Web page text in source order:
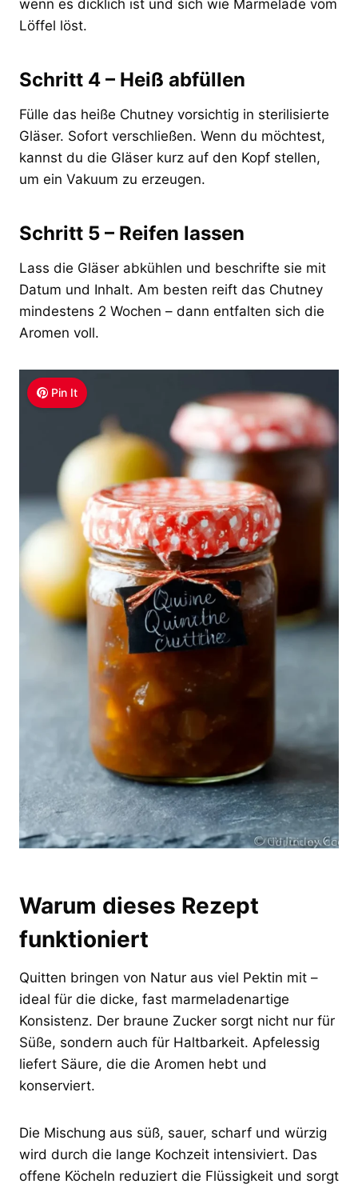
wenn es dicklich ist und sich wie Marmelade vom
Löffel löst.
Schritt 4 – Heiß abfüllen
Fülle das heiße Chutney vorsichtig in sterilisierte
Gläser. Sofort verschließen. Wenn du möchtest,
kannst du die Gläser kurz auf den Kopf stellen,
um ein Vakuum zu erzeugen.
Schritt 5 – Reifen lassen
Lass die Gläser abkühlen und beschrifte sie mit
Datum und Inhalt. Am besten reift das Chutney
mindestens 2 Wochen – dann entfalten sich die
Aromen voll.
Pin It
Warum dieses Rezept
funktioniert
Quitten bringen von Natur aus viel Pektin mit –
ideal für die dicke, fast marmeladenartige
Konsistenz. Der braune Zucker sorgt nicht nur für
Süße, sondern auch für Haltbarkeit. Apfelessig
liefert Säure, die die Aromen hebt und
konserviert.
Die Mischung aus süß, sauer, scharf und würzig
wird durch die lange Kochzeit intensiviert. Das
offene Köcheln reduziert die Flüssigkeit und sorgt